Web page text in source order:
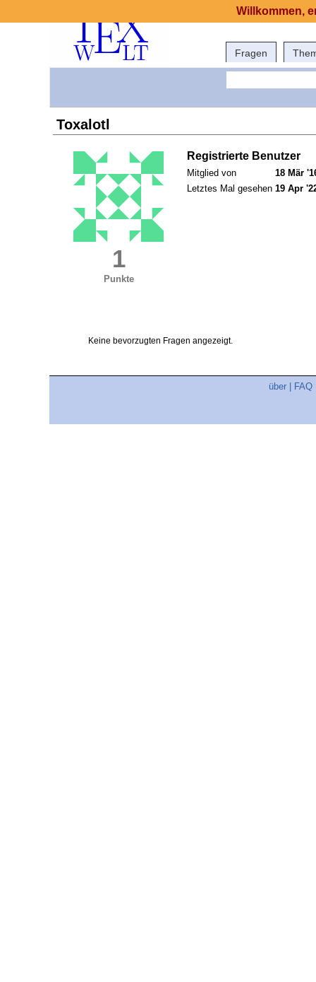
Fragen
Toxalotl
1
Punkte
Registrierte Benutzer
Mitglied von
18 Mär
Letztes Mal gesehen 19 Apr
Keine bevorzugten Fragen angezeigt.
über FAQ
Willkommen,